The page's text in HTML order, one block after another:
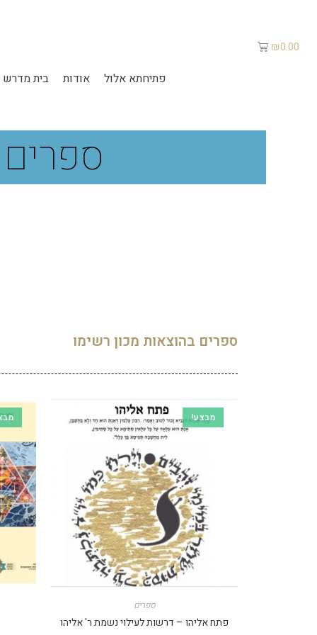
₪0.00
פתיחתא אלול אודות בית
ספרים
ספרים בהוצאות מכון רשימו
מבצע!
ספרים
פתח אליהו – דרשות לעילוי נשמת ר' אליהו